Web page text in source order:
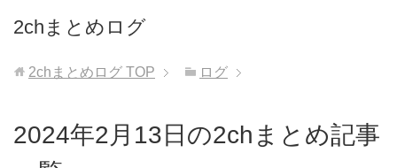
2chまとめログ
2chまとめログ TOP ログ
2024年2月13日の2chまとめ記事